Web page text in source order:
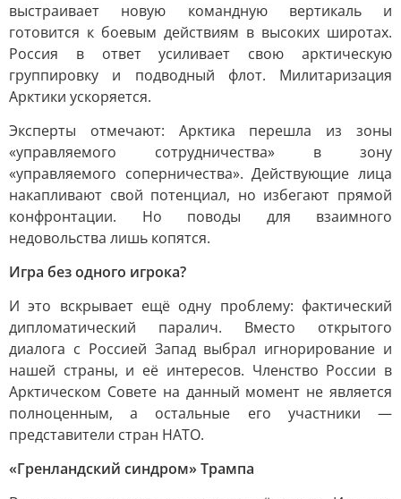
выстраивает новую командную вертикаль и
готовится к боевым действиям в высоких широтах.
Россия в ответ усиливает свою арктическую
группировку и подводный флот. Милитаризация
Арктики ускоряется.
Эксперты отмечают: Арктика перешла из зоны
«управляемого сотрудничества» в зону
«управляемого соперничества». Действующие лица
накапливают свой потенциал, но избегают прямой
конфронтации. Но поводы для взаимного
недовольства лишь копятся.
Игра без одного игрока?
И это вскрывает ещё одну проблему: фактический
дипломатический паралич. Вместо открытого
диалога с Россией Запад выбрал игнорирование и
нашей страны, и её интересов. Членство России в
Арктическом Совете на данный момент не является
полноценным, а остальные его участники —
представители стран НАТО.
«Гренландский синдром» Трампа